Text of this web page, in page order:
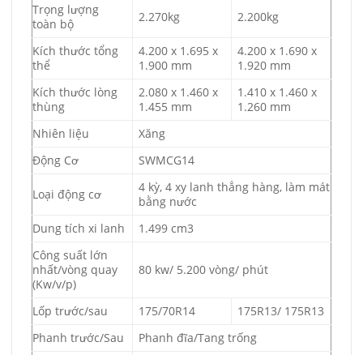
Trọng lượng
toàn bộ
2.270kg 2.200kg
Kích thước tổng
thể
4.200 x 1.695 x
1.900 mm
4.200 x 1.690 x
1.920 mm
Kích thước lòng
thùng
2.080 x 1.460 x
1.455 mm
1.410 x 1.460 x
1.260 mm
Nhiên liệu
Xăng
Động Cơ
SWMCG14
Loại động cơ
4 kỳ, 4 xy lanh thẳng hàng, làm mát
bằng nước
Dung tích xi lanh
1.499 cm3
Công suất lớn
nhất/vòng quay
(Kw/v/p)
80 kw/ 5.200 vòng/ phút
Lốp trước/sau 175/70R14
175R13/ 175R13
Phanh trước/Sau
Phanh đĩa/Tang trống